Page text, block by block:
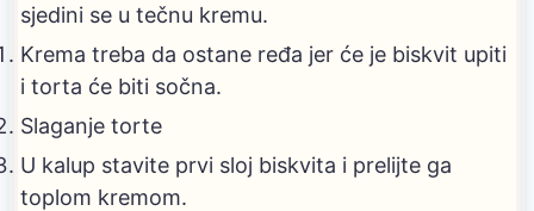
sjedini se u tečnu kremu.
Krema treba da ostane ređa jer će je biskvit upiti
i torta će biti sočna.
Slaganje torte
U kalup stavite prvi sloj biskvita i prelijte ga
toplom kremom.